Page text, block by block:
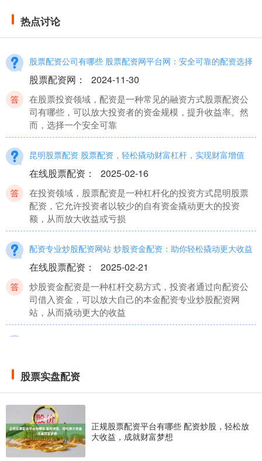
热点讨论
股票配资公司有哪些 股票配资网平台网：安全可靠的配资选择
股票配资网 ： 2024-11-30
在股票投资领域，配资是一种常见的融资方式股票配资公
司有哪些，可以放大投资者的资金规模，提升收益率。然
而，选择一个安全可靠
昆明股票配资 股票配资，轻松撬动财富杠杆，实现财富增值
在线股票配资 ： 2025-02-16
在投资领域，股票配资是一种杠杆化的投资方式昆明股票
配资，它允许投资者以较少的自有资金撬动更大的投资
额，从而放大收益或亏损
配资专业炒股配资网站 炒股资金配资：助你轻松撬动更大收益
在线股票配资 ： 2025-02-21
炒股资金配资是一种杠杆交易方式，投资者通过向配资公
司借入资金，可以放大自己的本金配资专业炒股配资网
站，从而撬动更大的收益
配资炒股是一种杠杆炒股方式，投资者通过向配资公司借
入资金，放大自己的资金规模，从而提高收益率。然而正
规股票配资平台排行，
广州股票配资平台 西安股票配资：助您投资腾飞，轻松获利
在线股票配资
股票实盘配资
正规股票配资平台有哪些 配资炒股，轻松放
大收益，成就财富梦想